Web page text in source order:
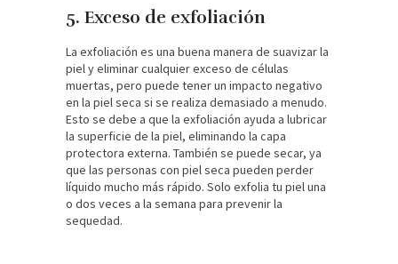
5. Exceso de exfoliación
La exfoliación es una buena manera de suavizar la
piel y eliminar cualquier exceso de células
muertas, pero puede tener un impacto negativo
en la piel seca si se realiza demasiado a menudo.
Esto se debe a que la exfoliación ayuda a lubricar
la superficie de la piel, eliminando la capa
protectora externa. También se puede secar, ya
que las personas con piel seca pueden perder
líquido mucho más rápido. Solo exfolia tu piel una
o dos veces a la semana para prevenir la
sequedad.